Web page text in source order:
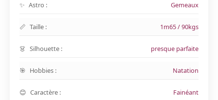
Astro : Gemeaux
Taille : 1m65 / 90kgs
Silhouette : presque parfaite
Hobbies : Natation
Caractère : Fainéant